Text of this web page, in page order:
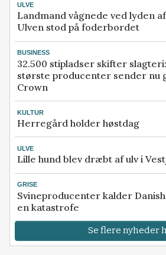
ULVE
Landmand vågnede ved lyden
Ulven stod på foderbordet
BUSINESS
32.500 stipladser skifter
største producenter sender nu
Crown
KULTUR
Herregård holder høstdag
ULVE
Lille hund blev dræbt af ulv i
GRISE
Svineproducenter kalder
en katastrofe
Se flere nyheder